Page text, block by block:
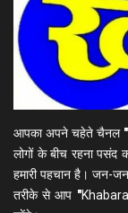
आपका अपने चहेते चैनल "
लोगों के बीच रहना पसंद
हमारी पहचान है। जन-
तरीके से आप "